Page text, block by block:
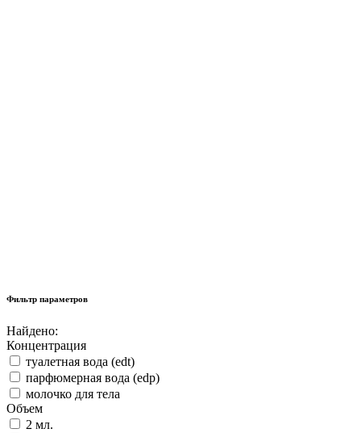
Фильтр параметров
Найдено:
Концентрация
туалетная вода (edt)
парфюмерная вода (edp)
молочко для тела
Объем
2 мл.